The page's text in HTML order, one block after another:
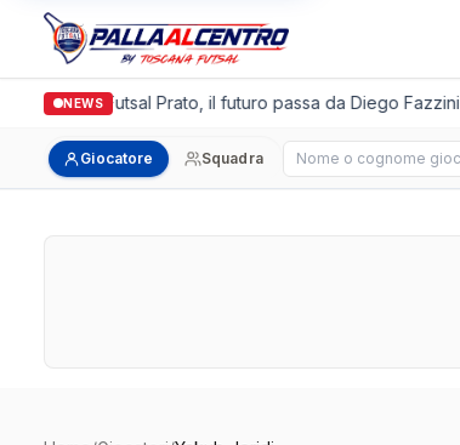
NEWS
Italgronda Futsal Prato, il futuro passa da Diego Fazzini•
Giocatore Squadra Cerca giocatore